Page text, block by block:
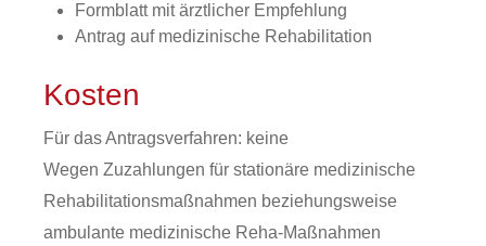
Formblatt mit ärztlicher Empfehlung
Antrag auf medizinische Rehabilitation
Kosten
Für das Antragsverfahren: keine
Wegen Zuzahlungen für stationäre medizinische
Rehabilitationsmaßnahmen beziehungsweise
ambulante medizinische Reha-Maßnahmen